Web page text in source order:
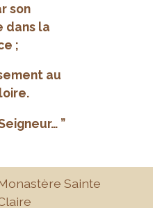
son
dans la
;
au
”
Sainte